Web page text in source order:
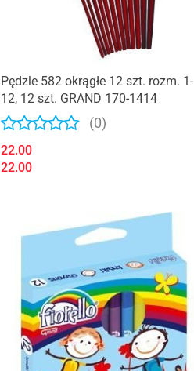
Pędzle 582 okrągłe 12 szt. rozm. 1-
12, 12 szt. GRAND 170-1414
(0)
22.00
22.00